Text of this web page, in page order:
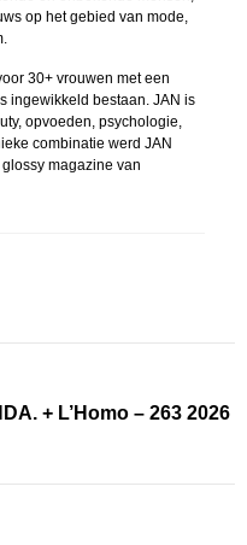
op het gebied van mode,
30+ vrouwen met een
ingewikkeld bestaan. JAN is
opvoeden, psychologie,
combinatie werd JAN
magazine van
+ L’Homo – 263 2026